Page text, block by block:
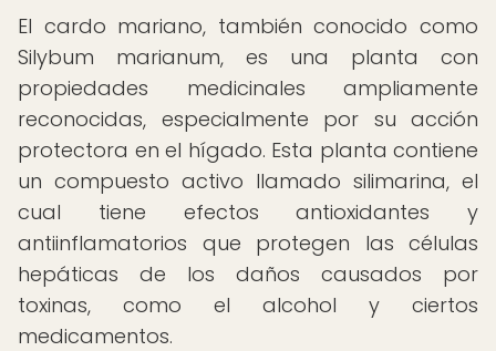
El cardo mariano, también conocido como
Silybum marianum, es una planta con
propiedades medicinales ampliamente
reconocidas, especialmente por su acción
protectora en el hígado. Esta planta contiene
un compuesto activo llamado silimarina, el
cual tiene efectos antioxidantes y
antiinflamatorios que protegen las células
hepáticas de los daños causados por
toxinas, como el alcohol y ciertos
medicamentos.